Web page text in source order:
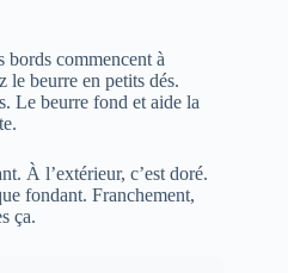
commencent à
le beurre en petits dés.
Le beurre fond et aide la
À l’extérieur, c’est doré.
fondant. Franchement,
ça.